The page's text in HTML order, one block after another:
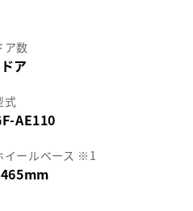
ア数
ア
式
AE110
イールベース ※1